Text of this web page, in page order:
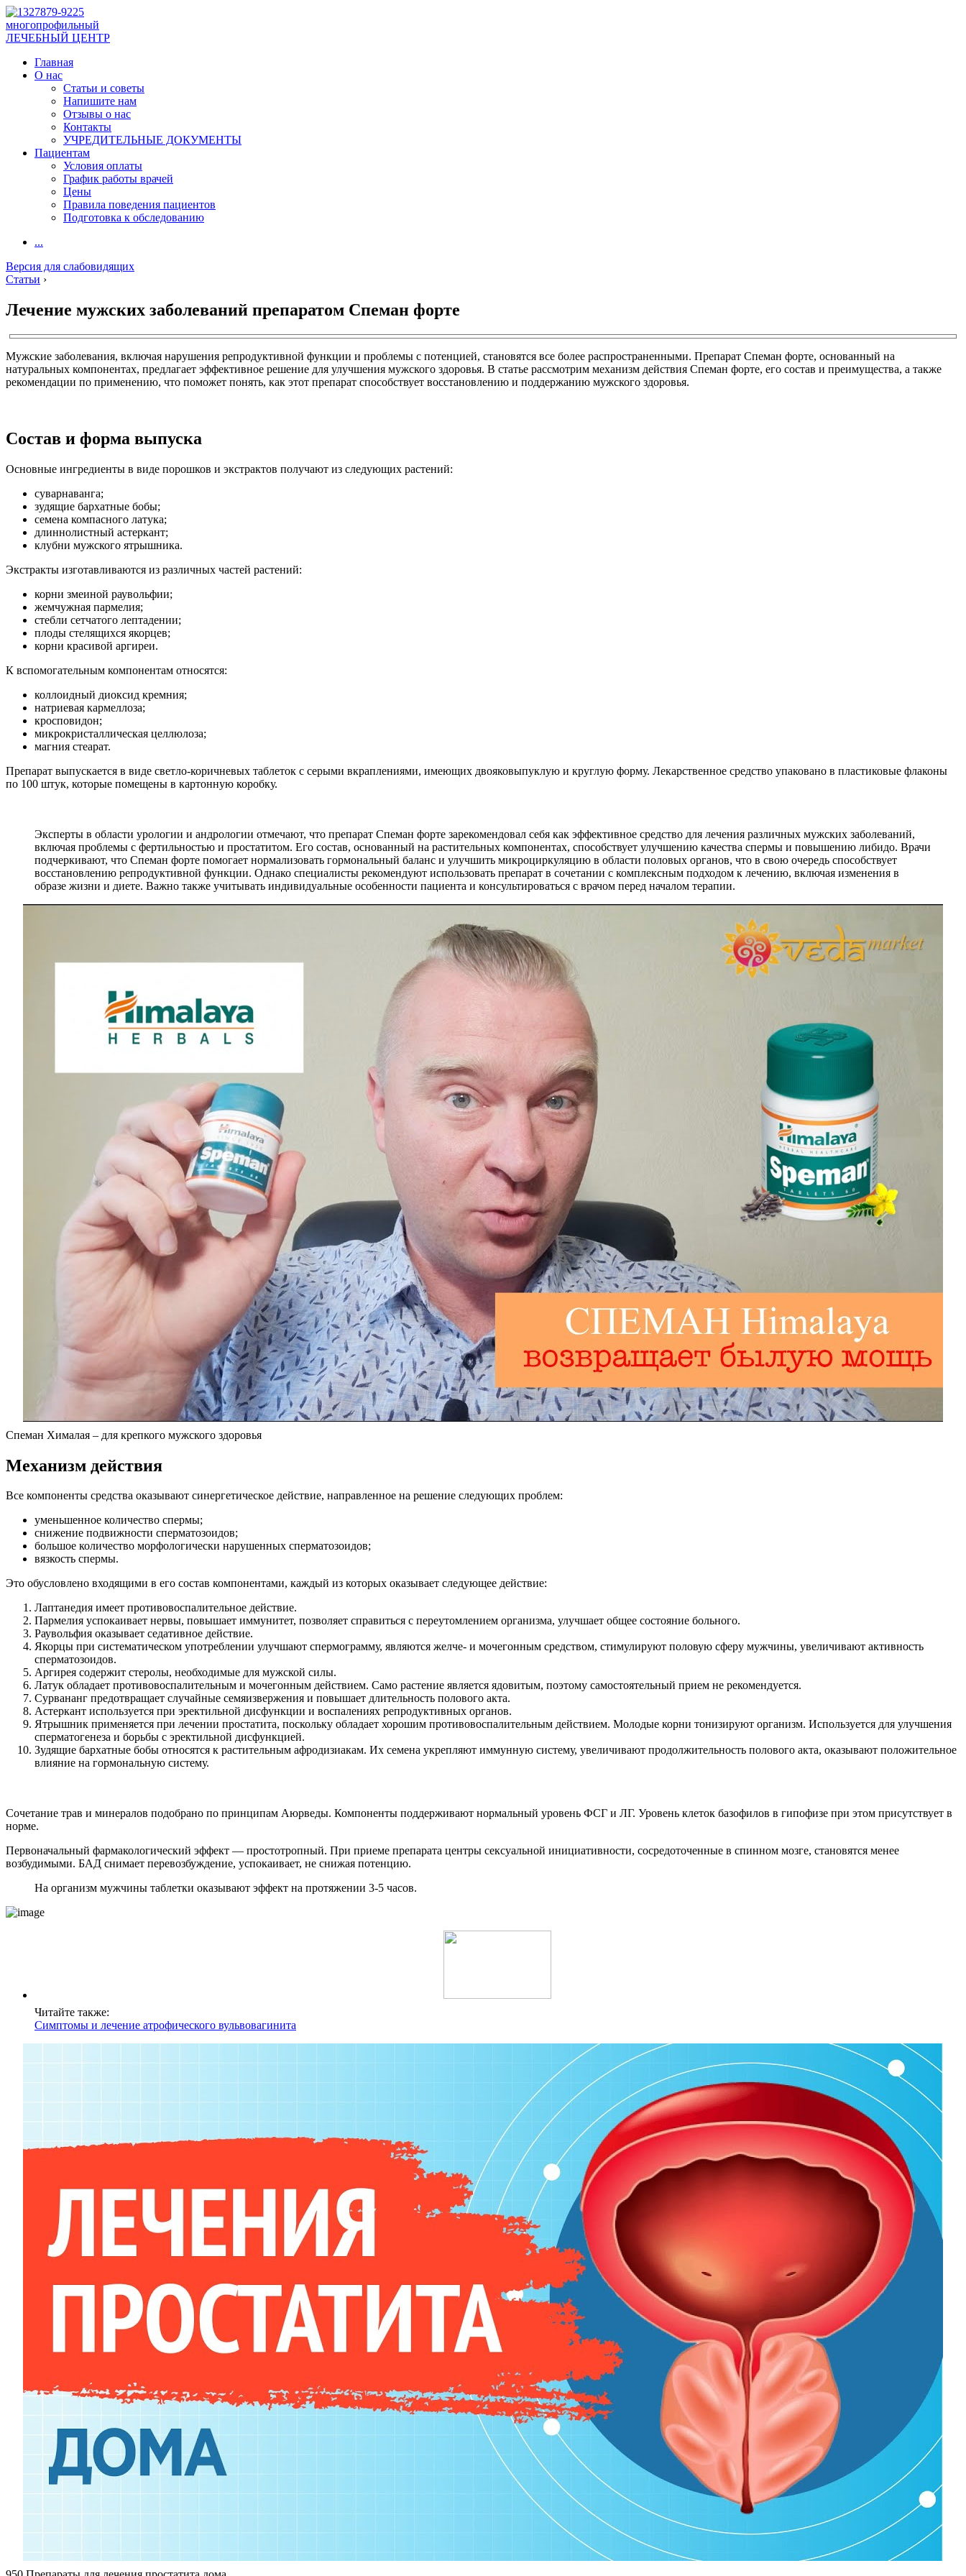
многопрофильный
ЛЕЧЕБНЫЙ ЦЕНТР
Главная
О нас
Статьи и советы
Напишите нам
Отзывы о нас
Контакты
УЧРЕДИТЕЛЬНЫЕ ДОКУМЕНТЫ
Пациентам
Условия оплаты
График работы врачей
Цены
Правила поведения пациентов
Подготовка к обследованию
...
Версия для слабовидящих
Статьи ›
Лечение мужских заболеваний препаратом Спеман форте
Мужские заболевания, включая нарушения репродуктивной функции и проблемы с потенцией, становятся все более распространенными. Препарат Спеман форте, основанный на
натуральных компонентах, предлагает эффективное решение для улучшения мужского здоровья. В статье рассмотрим механизм действия Спеман форте, его состав и преимущества, а также
рекомендации по применению, что поможет понять, как этот препарат способствует восстановлению и поддержанию мужского здоровья.
Состав и форма выпуска
Основные ингредиенты в виде порошков и экстрактов получают из следующих растений:
суварнаванга;
зудящие бархатные бобы;
семена компасного латука;
длиннолистный астеркант;
клубни мужского ятрышника.
Экстракты изготавливаются из различных частей растений:
корни змеиной раувольфии;
жемчужная пармелия;
стебли сетчатого лептадении;
плоды стелящихся якорцев;
корни красивой аргиреи.
К вспомогательным компонентам относятся:
коллоидный диоксид кремния;
натриевая кармеллоза;
кросповидон;
микрокристаллическая целлюлоза;
магния стеарат.
Препарат выпускается в виде светло-коричневых таблеток с серыми вкраплениями, имеющих двояковыпуклую и круглую форму. Лекарственное средство упаковано в пластиковые флаконы
по 100 штук, которые помещены в картонную коробку.
Эксперты в области урологии и андрологии отмечают, что препарат Спеман форте зарекомендовал себя как эффективное средство для лечения различных мужских заболеваний,
включая проблемы с фертильностью и простатитом. Его состав, основанный на растительных компонентах, способствует улучшению качества спермы и повышению либидо. Врачи
подчеркивают, что Спеман форте помогает нормализовать гормональный баланс и улучшить микроциркуляцию в области половых органов, что в свою очередь способствует
восстановлению репродуктивной функции. Однако специалисты рекомендуют использовать препарат в сочетании с комплексным подходом к лечению, включая изменения в
образе жизни и диете. Важно также учитывать индивидуальные особенности пациента и консультироваться с врачом перед началом терапии.
Спеман Хималая – для крепкого мужского здоровья
Механизм действия
Все компоненты средства оказывают синергетическое действие, направленное на решение следующих проблем:
уменьшенное количество спермы;
снижение подвижности сперматозоидов;
большое количество морфологически нарушенных сперматозоидов;
вязкость спермы.
Это обусловлено входящими в его состав компонентами, каждый из которых оказывает следующее действие:
Лаптанедия имеет противовоспалительное действие.
Пармелия успокаивает нервы, повышает иммунитет, позволяет справиться с переутомлением организма, улучшает общее состояние больного.
Раувольфия оказывает седативное действие.
Якорцы при систематическом употреблении улучшают спермограмму, являются желче- и мочегонным средством, стимулируют половую сферу мужчины, увеличивают активность
сперматозоидов.
Аргирея содержит стеролы, необходимые для мужской силы.
Латук обладает противовоспалительным и мочегонным действием. Само растение является ядовитым, поэтому самостоятельный прием не рекомендуется.
Сурвананг предотвращает случайные семяизвержения и повышает длительность полового акта.
Астеркант используется при эректильной дисфункции и воспалениях репродуктивных органов.
Ятрышник применяется при лечении простатита, поскольку обладает хорошим противовоспалительным действием. Молодые корни тонизируют организм. Используется для улучшения
сперматогенеза и борьбы с эректильной дисфункцией.
Зудящие бархатные бобы относятся к растительным афродизиакам. Их семена укрепляют иммунную систему, увеличивают продолжительность полового акта, оказывают положительное
влияние на гормональную систему.
Сочетание трав и минералов подобрано по принципам Аюрведы. Компоненты поддерживают нормальный уровень ФСГ и ЛГ. Уровень клеток базофилов в гипофизе при этом присутствует в
норме.
Первоначальный фармакологический эффект — простотропный. При приеме препарата центры сексуальной инициативности, сосредоточенные в спинном мозге, становятся менее
возбудимыми. БАД снимает перевозбуждение, успокаивает, не снижая потенцию.
На организм мужчины таблетки оказывают эффект на протяжении 3-5 часов.
Читайте также:
Симптомы и лечение атрофического вульвовагинита